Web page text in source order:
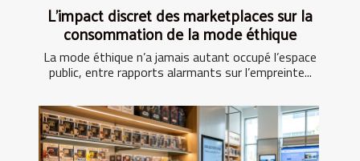
L’impact discret des marketplaces sur la
consommation de la mode éthique
La mode éthique n’a jamais autant occupé l’espace
public, entre rapports alarmants sur l’empreinte...